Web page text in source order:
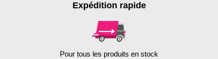
Expédition rapide
Pour tous les produits en stock